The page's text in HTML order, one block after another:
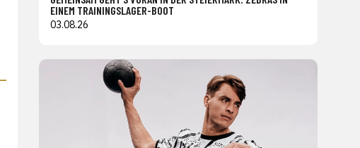
EINEM TRAININGSLAGER-BOOT
03.08.26